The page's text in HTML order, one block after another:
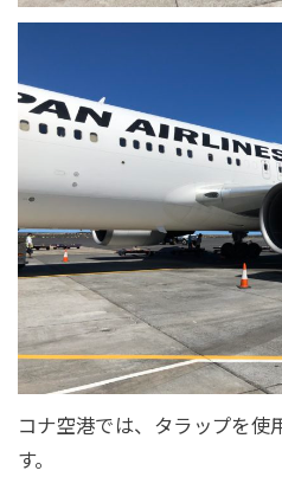
コナ空港では、タラップを使
す。